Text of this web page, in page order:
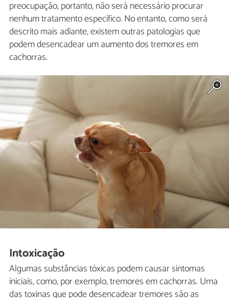
preocupação, portanto, não será necessário procurar
nenhum tratamento específico. No entanto, como será
descrito mais adiante, existem outras patologias que
podem desencadear um aumento dos tremores em
cachorras.
Intoxicação
Algumas substâncias tóxicas podem causar sintomas
iniciais, como, por exemplo, tremores em cachorras. Uma
das toxinas que pode desencadear tremores são as